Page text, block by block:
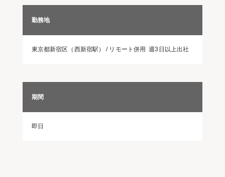
勤務地
東京都新宿区（西新宿駅） / リモート併用 週3日以上出社
期間
即日